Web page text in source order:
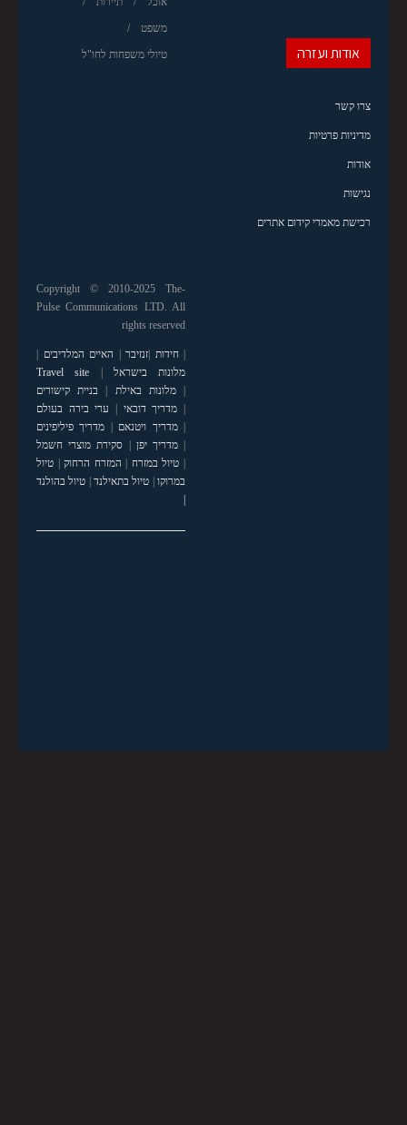
משפט
טיולי משפחות לחו"ל אודות ועזרה
צרו קשר
מדיניות פרטיות
אודות
נגישות
רכישת מאמרי קידום אתרים
Copyright © 2010-2025 The-
Pulse Communications LTD. All
rights reserved
|חידות |זנזיבר | האיים המלדיבים |
מלונות בישראל |
Travel site
|מלונות באילת | בניית קישורים
| מדריך דובאי | ערי בירה בעולם
|מדריך ויטנאם | מדריך פיליפינים
|מדריך יפן | סקירת מוצרי חשמל
| טיול במזרח | המזרח הרחוק| טיול
במרוקו| טיול בתאילנד| טיול בהולנד
|